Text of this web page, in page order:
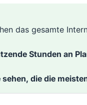
das gesamte
Stunden an
sehen, die die